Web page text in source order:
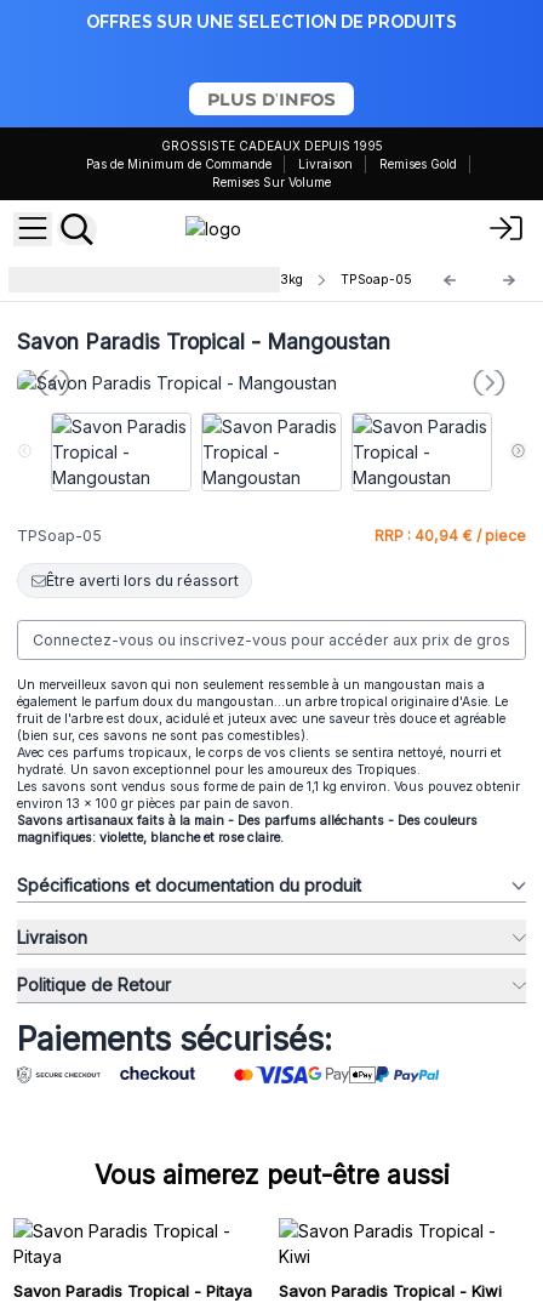
OFFRES SUR UNE SELECTION DE PRODUITS
PLUS D'INFOS
GROSSISTE CADEAUX DEPUIS 1995
Pas de Minimum de Commande
Livraison
Remises Gold
Remises Sur Volume
Pains de savon Paradis Tropical 1.3kg TPSoap-05
Savon Paradis Tropical - Mangoustan
TPSoap-05 RRP : 40,94 € / piece
Être averti lors du réassort
Connectez-vous ou inscrivez-vous pour accéder aux prix de gros
Un merveilleux savon qui non seulement ressemble à un mangoustan mais a
également le parfum doux du mangoustan...un arbre tropical originaire d'Asie. Le
fruit de l'arbre est doux, acidulé et juteux avec une saveur très douce et agréable
(bien sur, ces savons ne sont pas comestibles).
Avec ces parfums tropicaux, le corps de vos clients se sentira nettoyé, nourri et
hydraté. Un savon exceptionnel pour les amoureux des Tropiques.
Les savons sont vendus sous forme de pain de 1,1 kg environ. Vous pouvez obtenir
environ 13 x 100 gr pièces par pain de savon.
Savons artisanaux faits à la main - Des parfums alléchants - Des couleurs
magnifiques: violette, blanche et rose claire.
Spécifications et documentation du produit
Livraison
Politique de Retour
Paiements sécurisés:
Vous aimerez peut-être aussi
Savon Paradis Tropical - Pitaya Savon Paradis Tropical - Kiwi